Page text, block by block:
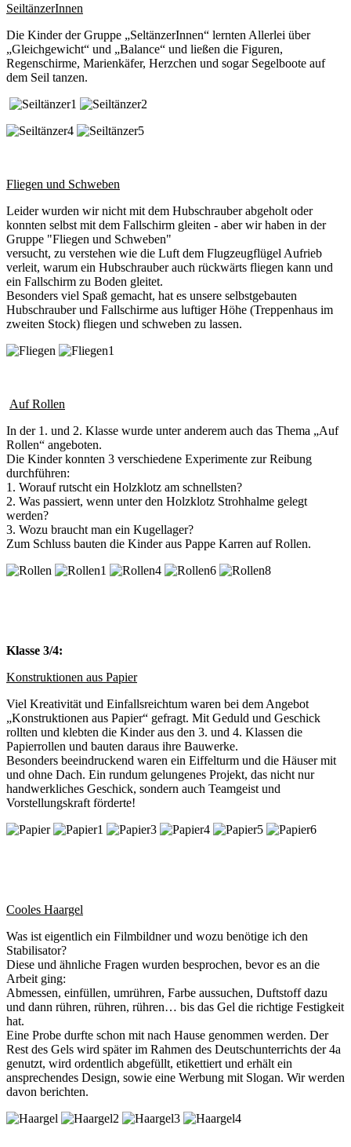
SeiltänzerInnen
Die Kinder der Gruppe „SeltänzerInnen“ lernten Allerlei über
„Gleichgewicht“ und „Balance“ und ließen die Figuren,
Regenschirme, Marienkäfer, Herzchen und sogar Segelboote auf
dem Seil tanzen.
Fliegen und Schweben
Leider wurden wir nicht mit dem Hubschrauber abgeholt oder
konnten selbst mit dem Fallschirm gleiten - aber wir haben in der
Gruppe "Fliegen und Schweben"
versucht, zu verstehen wie die Luft dem Flugzeugflügel Aufrieb
verleit, warum ein Hubschrauber auch rückwärts fliegen kann und
ein Fallschirm zu Boden gleitet.
Besonders viel Spaß gemacht, hat es unsere selbstgebauten
Hubschrauber und Fallschirme aus luftiger Höhe (Treppenhaus im
zweiten Stock) fliegen und schweben zu lassen.
Auf Rollen
In der 1. und 2. Klasse wurde unter anderem auch das Thema „Auf
Rollen“ angeboten.
Die Kinder konnten 3 verschiedene Experimente zur Reibung
durchführen:
1. Worauf rutscht ein Holzklotz am schnellsten?
2. Was passiert, wenn unter den Holzklotz Strohhalme gelegt
werden?
3. Wozu braucht man ein Kugellager?
Zum Schluss bauten die Kinder aus Pappe Karren auf Rollen.
Klasse 3/4:
Konstruktionen aus Papier
Viel Kreativität und Einfallsreichtum waren bei dem Angebot
„Konstruktionen aus Papier“ gefragt. Mit Geduld und Geschick
rollten und klebten die Kinder aus den 3. und 4. Klassen die
Papierrollen und bauten daraus ihre Bauwerke.
Besonders beeindruckend waren ein Eiffelturm und die Häuser mit
und ohne Dach. Ein rundum gelungenes Projekt, das nicht nur
handwerkliches Geschick, sondern auch Teamgeist und
Vorstellungskraft förderte!
Cooles Haargel
Was ist eigentlich ein Filmbildner und wozu benötige ich den
Stabilisator?
Diese und ähnliche Fragen wurden besprochen, bevor es an die
Arbeit ging:
Abmessen, einfüllen, umrühren, Farbe aussuchen, Duftstoff dazu
und dann rühren, rühren, rühren… bis das Gel die richtige Festigkeit
hat.
Eine Probe durfte schon mit nach Hause genommen werden. Der
Rest des Gels wird später im Rahmen des Deutschunterrichts der 4a
genutzt, wird ordentlich abgefüllt, etikettiert und erhält ein
ansprechendes Design, sowie eine Werbung mit Slogan. Wir werden
davon berichten.